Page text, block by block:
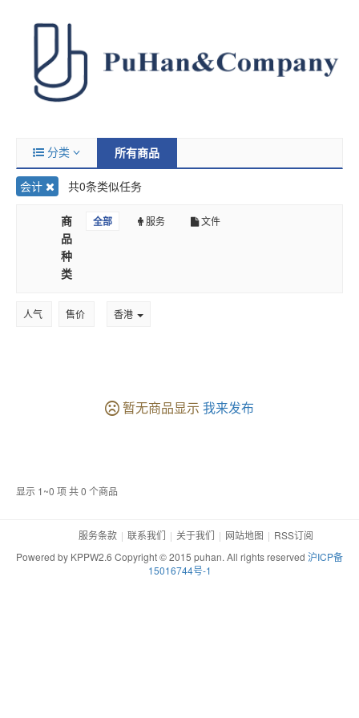
分类 所有商品
会计 共0条类似任务
商
品
种
类
全部 服务 文件
人气 售价 香港
暂无商品显示 我来发布
显示 1~0 项 共 0 个商品
服务条款 联系我们 关于我们 网站地图
RSS订阅
Powered by KPPW2.6 Copyright © 2015 puhan. All rights reserved 沪ICP备
15016744号-1